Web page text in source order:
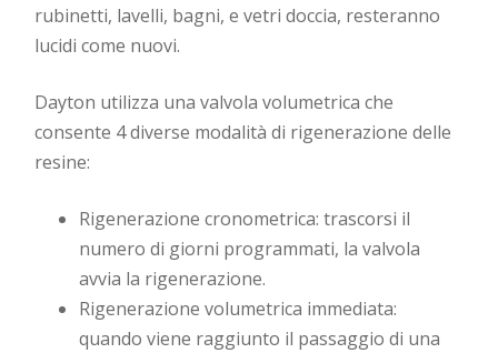
rubinetti, lavelli, bagni, e vetri doccia, resteranno
lucidi come nuovi.
Dayton utilizza una valvola volumetrica che
consente 4 diverse modalità di rigenerazione delle
resine:
Rigenerazione cronometrica: trascorsi il
numero di giorni programmati, la valvola
avvia la rigenerazione.
Rigenerazione volumetrica immediata:
quando viene raggiunto il passaggio di una